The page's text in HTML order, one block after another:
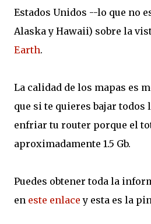
Estados Unidos --lo que no
Alaska y Hawaii) sobre la
Earth.
La calidad de los mapas es
que si te quieres bajar todos
enfriar tu router porque el
aproximadamente 1.5 Gb.
Puedes obtener toda la
en este enlace y esta es la